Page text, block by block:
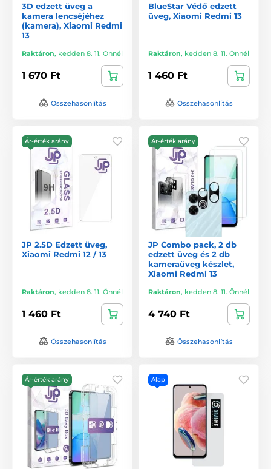
3D edzett üveg a
kamera lencséjéhez
(kamera), Xiaomi Redmi
13
Raktáron, kedden 8. 11. Önnél
1 670 Ft
Összehasonlítás
BlueStar Védő edzett
üveg, Xiaomi Redmi 13
Raktáron, kedden 8. 11. Önnél
1 460 Ft
Összehasonlítás
Ár-érték arány
JP 2.5D Edzett üveg,
Xiaomi Redmi 12 / 13
Raktáron, kedden 8. 11. Önnél
1 460 Ft
Összehasonlítás
Ár-érték arány
JP Combo pack, 2 db
edzett üveg és 2 db
kameraüveg készlet,
Xiaomi Redmi 13
Raktáron, kedden 8. 11. Önnél
4 740 Ft
Összehasonlítás
Ár-érték arány Alap